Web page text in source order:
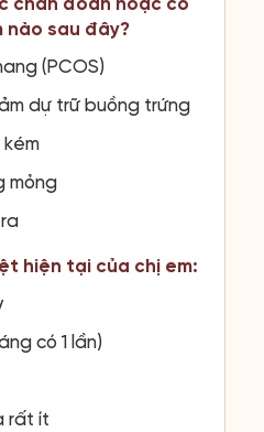
chẩn đoán hoặc có
nào sau đây?
(PCOS)
dự trữ buồng trứng
mỏng
hiện tại của chị em:
có 1 lần)
rất ít